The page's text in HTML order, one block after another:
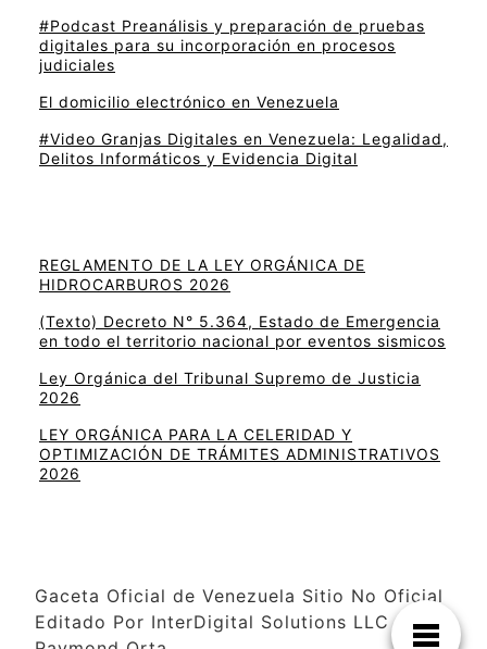
#Podcast Preanálisis y preparación de pruebas
digitales para su incorporación en procesos
judiciales
El domicilio electrónico en Venezuela
#Video Granjas Digitales en Venezuela: Legalidad,
Delitos Informáticos y Evidencia Digital
REGLAMENTO DE LA LEY ORGÁNICA DE
HIDROCARBUROS 2026
(Texto) Decreto N° 5.364, Estado de Emergencia
en todo el territorio nacional por eventos sismicos
Ley Orgánica del Tribunal Supremo de Justicia
2026
LEY ORGÁNICA PARA LA CELERIDAD Y
OPTIMIZACIÓN DE TRÁMITES ADMINISTRATIVOS
2026
Gaceta Oficial de Venezuela Sitio No Oficial
Editado Por InterDigital Solutions LLC –